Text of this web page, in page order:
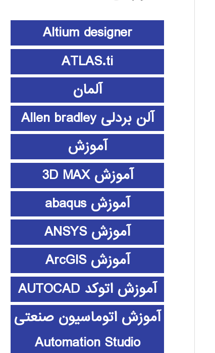
Altium designer
ATLAS.ti
آلمان
آلن بردلی Allen bradley
آموزش
آموزش 3D MAX
آموزش abaqus
آموزش ANSYS
آموزش ArcGIS
آموزش اتوکد AUTOCAD
آموزش اتوماسیون صنعتی
Automation Studio